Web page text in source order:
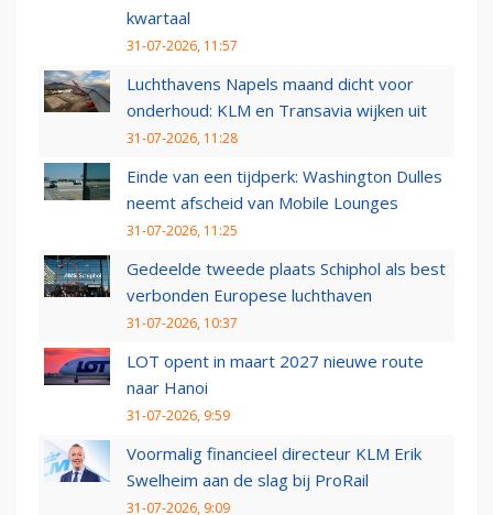
kwartaal
31-07-2026, 11:57
Luchthavens Napels maand dicht voor
onderhoud: KLM en Transavia wijken uit
31-07-2026, 11:28
Einde van een tijdperk: Washington Dulles
neemt afscheid van Mobile Lounges
31-07-2026, 11:25
Gedeelde tweede plaats Schiphol als best
verbonden Europese luchthaven
31-07-2026, 10:37
LOT opent in maart 2027 nieuwe route
naar Hanoi
31-07-2026, 9:59
Voormalig financieel directeur KLM Erik
Swelheim aan de slag bij ProRail
31-07-2026, 9:09